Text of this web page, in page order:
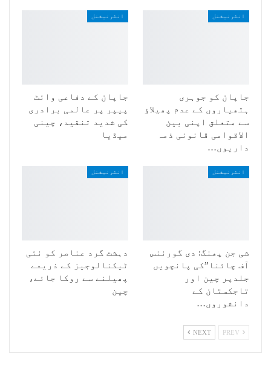
انٹرنیشنل
جاپان کو جوہری
ہتھیاروں کے عدم پھیلاؤ
سے متعلق اپنی بین
الاقوامی قانونی ذمہ
داریوں…
انٹرنیشنل
جاپان کے دفاعی وائٹ
پیپر پر عالمی برادری
کی شدید تنقید، چینی
میڈیا
انٹرنیشنل
شی جن پھنگ: دی گورننس
آف چائنا”کی پانچویں
جلدپر چین اور
تاجکستان کے
دانشوروں…
انٹرنیشنل
دہشت گرد عناصر کو نئی
ٹیکنالوجیز کے ذریعے
پھیلنے سے روکا جائے،
چین
NEXT